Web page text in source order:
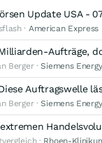
Update USA -
· American Express
Aufträge,
Berger ·Siemens Energy
Auftragswelle
Berger ·Siemens Energy
· Rhoen-